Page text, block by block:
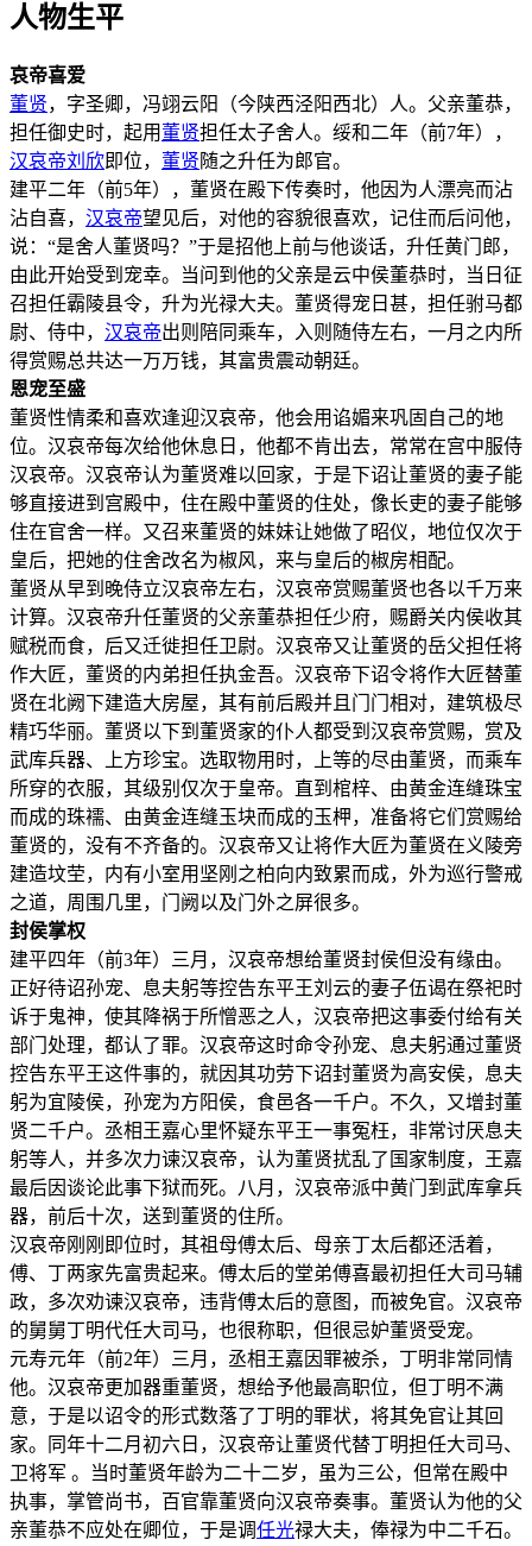
人物生平
哀帝喜爱
董贤，字圣卿，冯翊云阳（今陕西泾阳西北）人。父亲董恭，
担任御史时，起用 董贤担任太子舍人。绥和二年（前7年），
汉哀帝刘欣即位， 董贤随之升任为郎官。
建平二年（前5年），董贤在殿下传奏时，他因为人漂亮而沾
沾自喜， 汉哀帝望见后，对他的容貌很喜欢，记住而后问他，
说：“是舍人董贤吗？”于是招他上前与他谈话，升任黄门郎，
由此开始受到宠幸。当问到他的父亲是云中侯董恭时，当日征
召担任霸陵县令，升为光禄大夫。董贤得宠日甚，担任驸马都
尉、侍中， 汉哀帝出则陪同乘车，入则随侍左右，一月之内所
得赏赐总共达一万万钱，其富贵震动朝廷。
恩宠至盛
董贤性情柔和喜欢逢迎汉哀帝，他会用谄媚来巩固自己的地
位。汉哀帝每次给他休息日，他都不肯出去，常常在宫中服侍
汉哀帝。汉哀帝认为董贤难以回家，于是下诏让董贤的妻子能
够直接进到宫殿中，住在殿中董贤的住处，像长吏的妻子能够
住在官舍一样。又召来董贤的妹妹让她做了昭仪，地位仅次于
皇后，把她的住舍改名为椒风，来与皇后的椒房相配。
董贤从早到晚侍立汉哀帝左右，汉哀帝赏赐董贤也各以千万来
计算。汉哀帝升任董贤的父亲董恭担任少府，赐爵关内侯收其
赋税而食，后又迁徙担任卫尉。汉哀帝又让董贤的岳父担任将
作大匠，董贤的内弟担任执金吾。汉哀帝下诏令将作大匠替董
贤在北阙下建造大房屋，其有前后殿并且门门相对，建筑极尽
精巧华丽。董贤以下到董贤家的仆人都受到汉哀帝赏赐，赏及
武库兵器、上方珍宝。选取物用时，上等的尽由董贤，而乘车
所穿的衣服，其级别仅次于皇帝。直到棺梓、由黄金连缝珠宝
而成的珠襦、由黄金连缝玉块而成的玉柙，准备将它们赏赐给
董贤的，没有不齐备的。汉哀帝又让将作大匠为董贤在义陵旁
建造坟茔，内有小室用坚刚之柏向内致累而成，外为巡行警戒
之道，周围几里，门阙以及门外之屏很多。
封侯掌权
建平四年（前3年）三月，汉哀帝想给董贤封侯但没有缘由。
正好待诏孙宠、息夫躬等控告东平王刘云的妻子伍谒在祭祀时
诉于鬼神，使其降祸于所憎恶之人，汉哀帝把这事委付给有关
部门处理，都认了罪。汉哀帝这时命令孙宠、息夫躬通过董贤
控告东平王这件事的，就因其功劳下诏封董贤为高安侯，息夫
躬为宜陵侯，孙宠为方阳侯，食邑各一千户。不久，又增封董
贤二千户。丞相王嘉心里怀疑东平王一事冤枉，非常讨厌息夫
躬等人，并多次力谏汉哀帝，认为董贤扰乱了国家制度，王嘉
最后因谈论此事下狱而死。八月，汉哀帝派中黄门到武库拿兵
器，前后十次，送到董贤的住所。
汉哀帝刚刚即位时，其祖母傅太后、母亲丁太后都还活着，
傅、丁两家先富贵起来。傅太后的堂弟傅喜最初担任大司马辅
政，多次劝谏汉哀帝，违背傅太后的意图，而被免官。汉哀帝
的舅舅丁明代任大司马，也很称职，但很忌妒董贤受宠。
元寿元年（前2年）三月，丞相王嘉因罪被杀，丁明非常同情
他。汉哀帝更加器重董贤，想给予他最高职位，但丁明不满
意，于是以诏令的形式数落了丁明的罪状，将其免官让其回
家。同年十二月初六日，汉哀帝让董贤代替丁明担任大司马、
卫将军 。当时董贤年龄为二十二岁，虽为三公，但常在殿中
执事，掌管尚书，百官靠董贤向汉哀帝奏事。董贤认为他的父
亲董恭不应处在卿位，于是调任光禄大夫，俸禄为中二千石。